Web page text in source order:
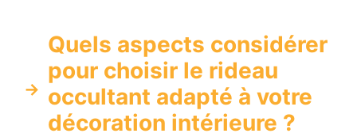
Quels aspects considérer
pour choisir le rideau
occultant adapté à votre
décoration intérieure ?